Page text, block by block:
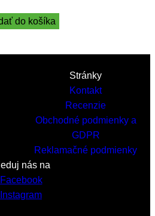
do košíka
Stránky
Kontakt
Recenzie
Obchodné podmienky a
GDPR
Reklamačné podmienky
nás na
Facebook
Instagram